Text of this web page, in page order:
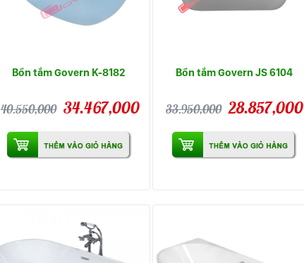
Bồn tắm Govern K-8182
40.550,000 34.467,000
Bồn tắm Govern JS 6104
33.950,000 28.857,000